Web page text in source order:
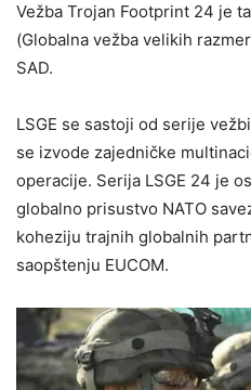
Vežba Trojan Footprint 24 je
(Globalna vežba velikih
SAD.
LSGE se sastoji od serije
se izvode zajedničke
operacije. Serija LSGE 24 je
globalno prisustvo NATO
koheziju trajnih globalnih
saopštenju EUCOM.